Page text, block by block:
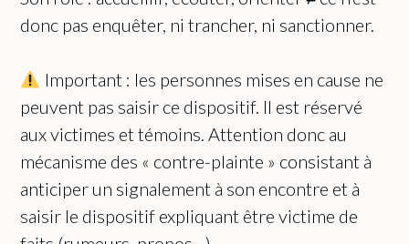
donc pas enquêter, ni trancher, ni sanctionner.
Important : les personnes mises en cause ne
peuvent pas saisir ce dispositif. Il est réservé
aux victimes et témoins. Attention donc au
mécanisme des « contre-plainte » consistant à
anticiper un signalement à son encontre et à
saisir le dispositif expliquant être victime de